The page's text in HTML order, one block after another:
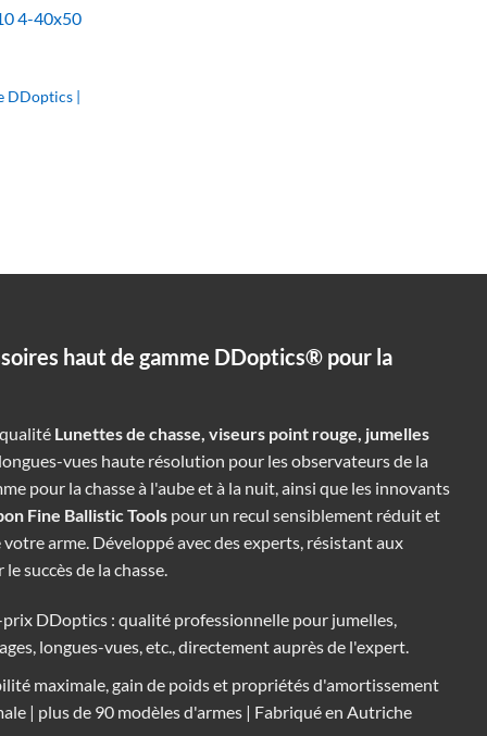
DDoptics |
haut de gamme DDoptics® pour la
Lunettes de chasse, viseurs point rouge, jumelles
vues haute résolution pour les observateurs de la
pour la chasse à l'aube et à la nuit, ainsi que les innovants
Fine Ballistic Tools pour un recul sensiblement réduit et
arme. Développé avec des experts, résistant aux
succès de la chasse.
DDoptics : qualité professionnelle pour jumelles,
longues-vues, etc., directement auprès de l'expert.
maximale, gain de poids et propriétés d'amortissement
| plus de 90 modèles d'armes | Fabriqué en Autriche